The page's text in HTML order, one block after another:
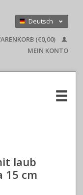
Deutsch
English
(€0,00)
MEIN KONTO
laub
15 cm